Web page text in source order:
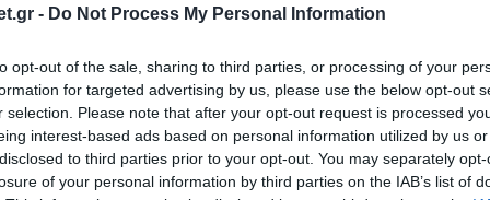
- Do Not Process My Personal Information
opt-out of the sale, sharing to third parties, or processing of your
for targeted advertising by us, please use the below opt-out
selection. Please note that after your opt-out request is processed
interest-based ads based on personal information utilized by us
to third parties prior to your opt-out. You may separately
of your personal information by third parties on the IAB’s list of
ένα κύριο πυροβόλο των 76
τορπίλες και σύστημα εγγύς άμυνας.
και εκτόπισμα περί τους 2.300 τόνους.
των δύο πλοίων είναι της τάξεως των €